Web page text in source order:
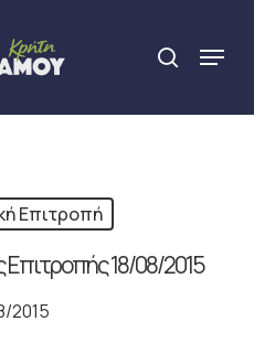
search
Menu
Επιτροπή
Επιτροπής 18/08/2015
2015
Close